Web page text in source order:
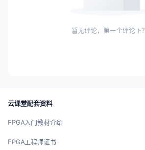
暂无评论，第一个评论下？
云课堂配套资料
FPGA入门教材介绍
FPGA工程师证书